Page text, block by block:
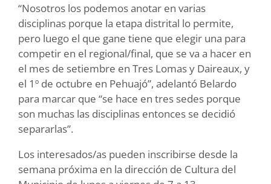
“Nosotros los podemos anotar en varias
disciplinas porque la etapa distrital lo permite,
pero luego el que gane tiene que elegir una para
competir en el regional/final, que se va a hacer en
el mes de setiembre en Tres Lomas y Daireaux, y
el 1º de octubre en Pehuajó”, adelantó Belardo
para marcar que “se hace en tres sedes porque
son muchas las disciplinas entonces se decidió
separarlas”.
Los interesados/as pueden inscribirse desde la
semana próxima en la dirección de Cultura del